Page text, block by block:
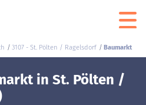
3107 - St. Pölten / Ragelsdorf Baumarkt
in St. Pölten /